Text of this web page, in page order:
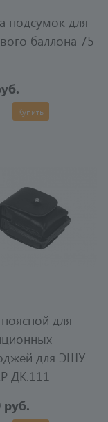
подсумок для
баллона 75
Купить
для
для ЭШУ
ДК.111
руб.